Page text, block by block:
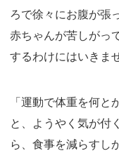
ろで徐々にお腹が張
赤ちゃんが苦しがっ
するわけにはいきま
「運動で体重を何と
と、ようやく気が付
ら、食事を減らすし